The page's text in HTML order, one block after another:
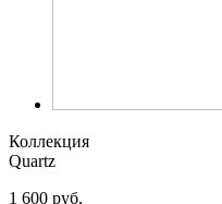
Коллекция
Quartz
1 600 руб.